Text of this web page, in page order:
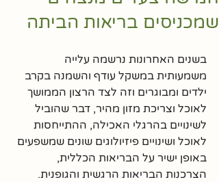
שמכניסים בריאות הביתה
בשנים האחרונות נרשמה עלייה
משמעותית במשקל עודף והשמנה בקרב
ילדים ומבוגרים וזה לצד הרצון הממושך
לאוכל וצריכת מזון מהיר, דבר שהוביל
לשינויים בהרגלי האכילה, ההתייחסות
לאוכל ושינויים פיזיולוגים שונים שמשפעים
באופן ישיר על הבריאות הכללית,
הצרכנות הבריאות הרגשית והגופנית.